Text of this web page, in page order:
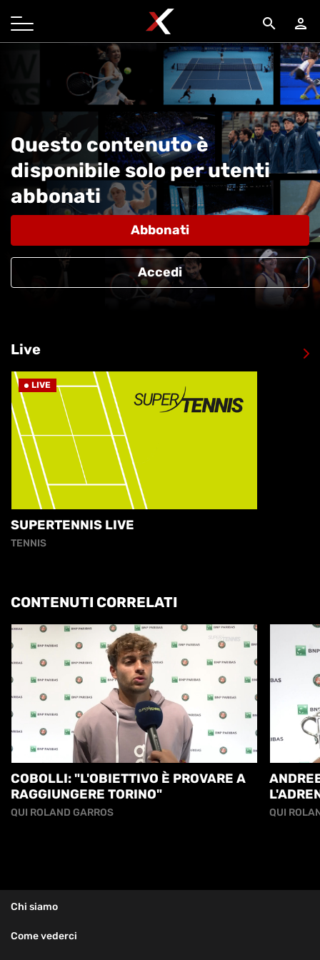
search person
Questo contenuto è
disponibile solo per utenti
abbonati
Abbonati
Accedi
Live
LIVE
SUPERTENNIS LIVE
TENNIS
CONTENUTI CORRELATI
COBOLLI: "L'OBIETTIVO È PROVARE A
RAGGIUNGERE TORINO"
QUI ROLAND GARROS
PRIMA
QUI
Chi siamo
Come vederci